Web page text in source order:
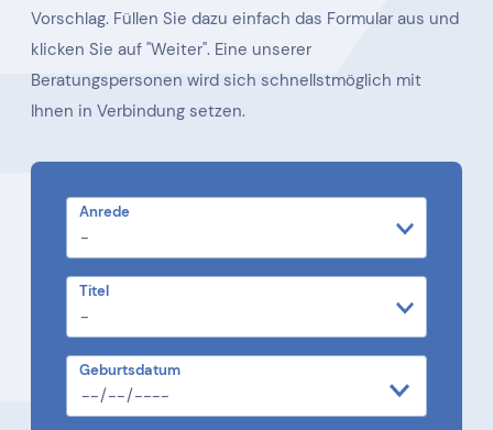
Vorschlag. Füllen Sie dazu einfach das Formular aus und
klicken Sie auf "Weiter". Eine unserer
Beratungspersonen wird sich schnellstmöglich mit
Ihnen in Verbindung setzen.
Anrede
Titel
Geburtsdatum